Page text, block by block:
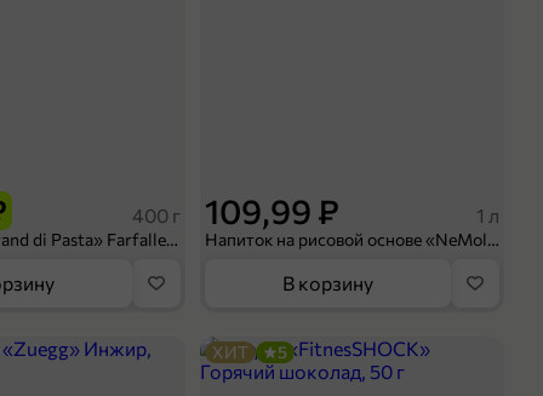
400 г
Макароны «Grand di Pasta» Farfalle, 400 г
109,99 ₽ 1 л
Напиток на рисовой основе «NeMoloko» «Миндальный», 1 л
В корзину
ХИТ 5